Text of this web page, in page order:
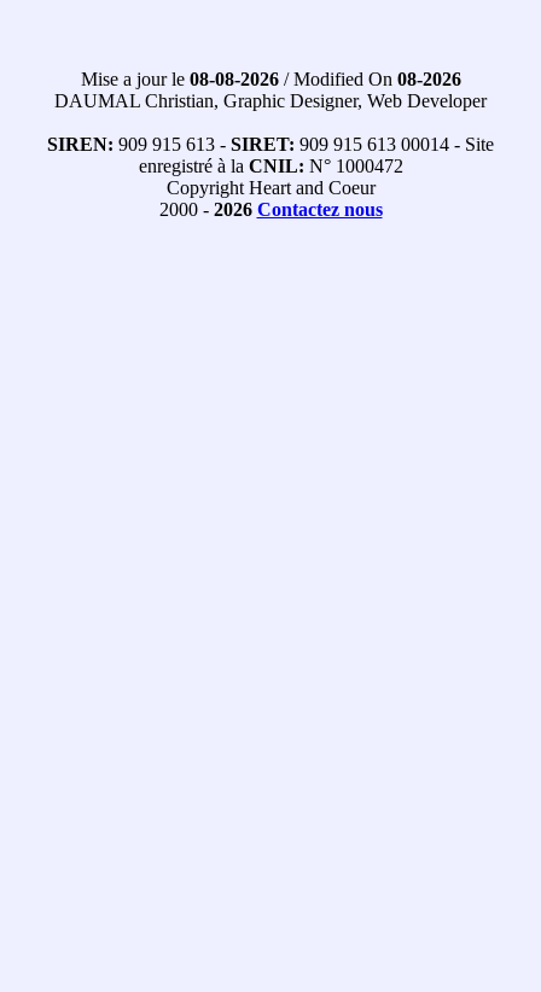
Mise a jour le 08-08-2026/ Modified On 08-2026
DAUMAL Christian, Graphic Designer, Web Developer
SIREN: 909 915 613 - SIRET: 909 915 613 00014 - Site
enregistré à la CNIL: N° 1000472
Copyright Heart and Coeur
2000 - 2026 Contactez nous